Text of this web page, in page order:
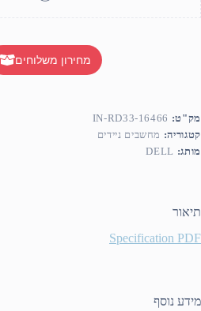
מחירון משלוחים
מק"ט: IN-RD33-16466
קטגוריה: מחשבים ניידים
מותג: DELL
תיאור
Specification PDF
מידע נוסף